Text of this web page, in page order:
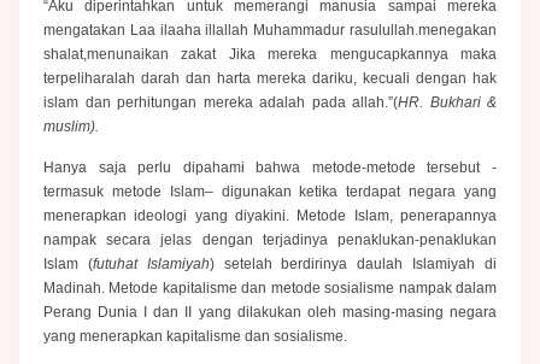
“Aku diperintahkan untuk memerangi manusia sampai mereka
mengatakan Laa ilaaha illallah Muhammadur rasulullah.menegakan
shalat,menunaikan zakat Jika mereka mengucapkannya maka
terpeliharalah darah dan harta mereka dariku, kecuali dengan hak
islam dan perhitungan mereka adalah pada allah.”(HR. Bukhari &
muslim).
Hanya saja perlu dipahami bahwa metode-metode tersebut -
termasuk metode Islam– digunakan ketika terdapat negara yang
menerapkan ideologi yang diyakini. Metode Islam, penerapannya
nampak secara jelas dengan terjadinya penaklukan-penaklukan
Islam (futuhat Islamiyah) setelah berdirinya daulah Islamiyah di
Madinah. Metode kapitalisme dan metode sosialisme nampak dalam
Perang Dunia I dan II yang dilakukan oleh masing-masing negara
yang menerapkan kapitalisme dan sosialisme.